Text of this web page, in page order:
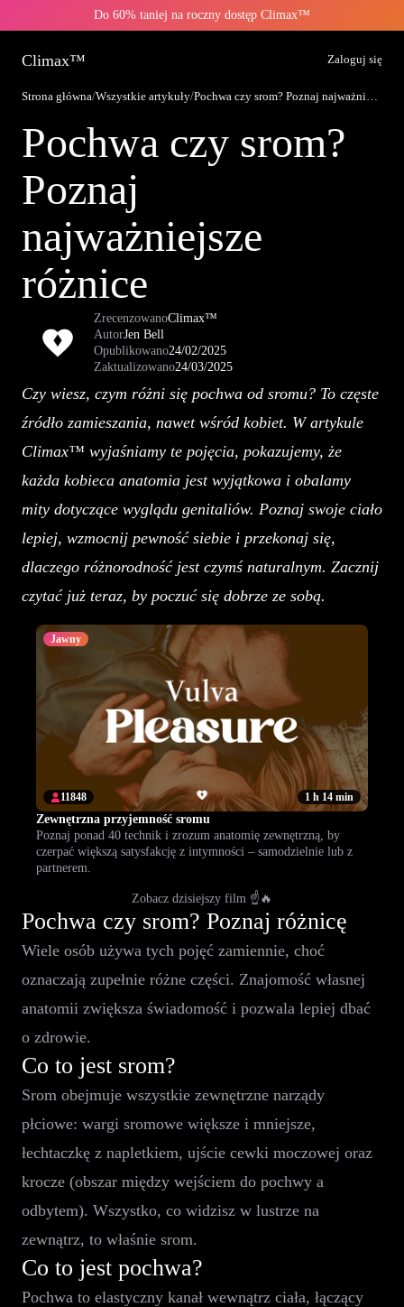
Do 60% taniej na roczny dostęp Climax™
Climax™ Zaloguj się
Strona główna/Wszystkie artykuły/ Pochwa czy srom? Poznaj najważniejsze różnice
Pochwa czy srom?
Poznaj
najważniejsze
różnice
ZrecenzowanoClimax™
AutorJen Bell
Opublikowano24/02/2025
Zaktualizowano24/03/2025
Czy wiesz, czym różni się pochwa od sromu? To częste
źródło zamieszania, nawet wśród kobiet. W artykule
Climax™ wyjaśniamy te pojęcia, pokazujemy, że
każda kobieca anatomia jest wyjątkowa i obalamy
mity dotyczące wyglądu genitaliów. Poznaj swoje ciało
lepiej, wzmocnij pewność siebie i przekonaj się,
dlaczego różnorodność jest czymś naturalnym. Zacznij
czytać już teraz, by poczuć się dobrze ze sobą.
Jawny
1 h 14 min
11848
Zewnętrzna przyjemność sromu
Poznaj ponad 40 technik i zrozum anatomię zewnętrzną, by
czerpać większą satysfakcję z intymności – samodzielnie lub z
partnerem.
Zobacz dzisiejszy film ☝️🔥
Pochwa czy srom? Poznaj różnicę
Wiele osób używa tych pojęć zamiennie, choć
oznaczają zupełnie różne części. Znajomość własnej
anatomii zwiększa świadomość i pozwala lepiej dbać
o zdrowie.
Co to jest srom?
Srom obejmuje wszystkie zewnętrzne narządy
płciowe: wargi sromowe większe i mniejsze,
łechtaczkę z napletkiem, ujście cewki moczowej oraz
krocze (obszar między wejściem do pochwy a
odbytem). Wszystko, co widzisz w lustrze na
zewnątrz, to właśnie srom.
Co to jest pochwa?
Pochwa to elastyczny kanał wewnątrz ciała, łączący